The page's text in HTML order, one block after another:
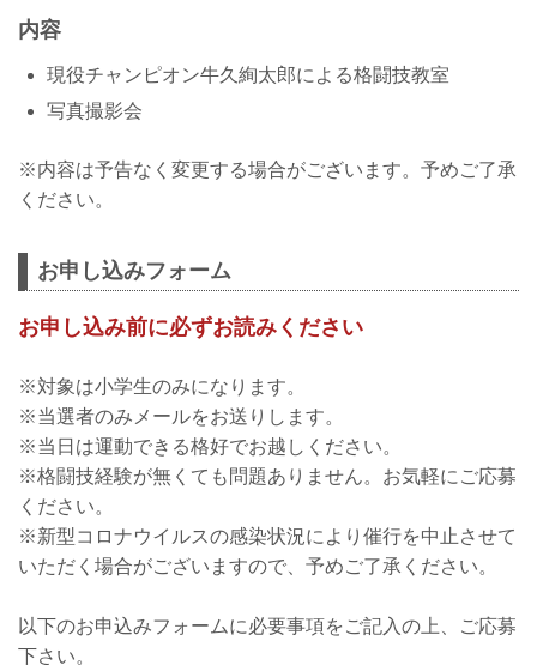
内容
現役チャンピオン牛久絢太郎による格闘技教室
写真撮影会
※内容は予告なく変更する場合がございます。予めご了承
ください。
お申し込みフォーム
お申し込み前に必ずお読みください
※対象は小学生のみになります。
※当選者のみメールをお送りします。
※当日は運動できる格好でお越しください。
※格闘技経験が無くても問題ありません。お気軽にご応募
ください。
※新型コロナウイルスの感染状況により催行を中止させて
いただく場合がございますので、予めご了承ください。
以下のお申込みフォームに必要事項をご記入の上、ご応募
下さい。